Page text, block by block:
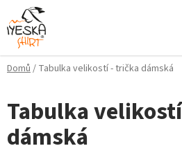
Přejít
na
obsah
Domů/ Tabulka velikostí - trička dámská
Tabulka
dámská